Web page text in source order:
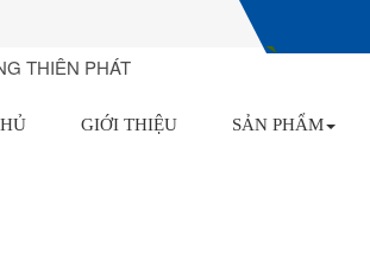
GIỚI THIỆU SẢN PHẨM